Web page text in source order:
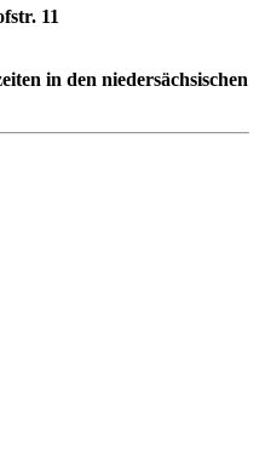
11
in den niedersächsischen